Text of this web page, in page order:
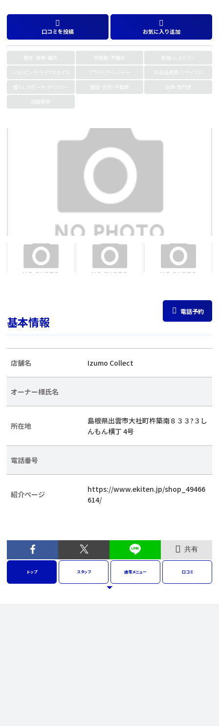
口コミを投稿 お気に入り追加
整体・接骨・鍼灸 学習塾・予備校
飲食・レストラン
ショッピング・ライフスタイル
アウトドア・レジャー
中古品売買・リサイクル
暮らしサポート・デリバリー
建設・住宅・不動産
法律・専門家
冠婚葬祭
電話予約
基本情報
店舗名 Izumo Collect
オーナー様氏名
所在地
島根県出雲市大社町杵築南８３３?３し
んもん横丁 4号
電話番号
紹介ページ
https://www.ekiten.jp/shop_49466
614/
共有
トップ スタッフ 通常メニュー 口コミ